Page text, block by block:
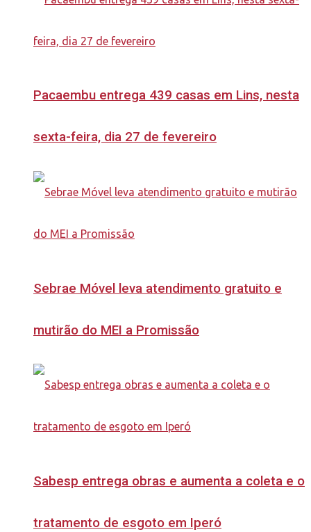
Pacaembu entrega 439 casas em Lins, nesta
sexta-feira, dia 27 de fevereiro
Sebrae Móvel leva atendimento gratuito e
mutirão do MEI a Promissão
Sabesp entrega obras e aumenta a coleta e o
tratamento de esgoto em Iperó